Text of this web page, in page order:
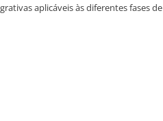
aplicáveis às diferentes fases de